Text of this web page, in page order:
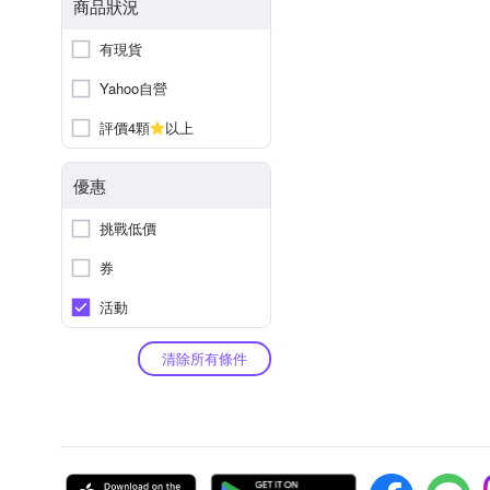
商品狀況
有現貨
Yahoo自營
評價4顆
以上
優惠
挑戰低價
券
活動
清除所有條件